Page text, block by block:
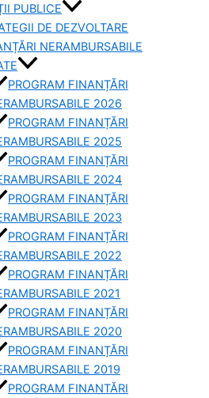
PUBLICE
DE DEZVOLTARE
NERAMBURSABILE
PROGRAM FINANȚĂRI
2026
PROGRAM FINANȚĂRI
2025
PROGRAM FINANȚĂRI
2024
PROGRAM FINANȚĂRI
2023
PROGRAM FINANȚĂRI
2022
PROGRAM FINANȚĂRI
2021
PROGRAM FINANȚĂRI
2020
PROGRAM FINANȚĂRI
2019
PROGRAM FINANTĂRI